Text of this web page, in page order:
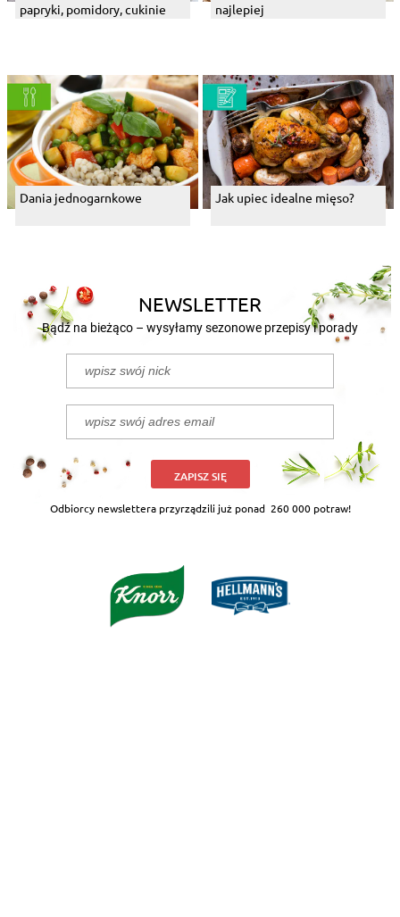
papryki, pomidory, cukinie
najlepiej
Dania jednogarnkowe Jak upiec idealne mięso?
NEWSLETTER
Bądź na bieżąco – wysyłamy sezonowe przepisy i porady
ZAPISZ SIĘ
Odbiorcy newslettera przyrządzili już ponad 260 000 potraw!